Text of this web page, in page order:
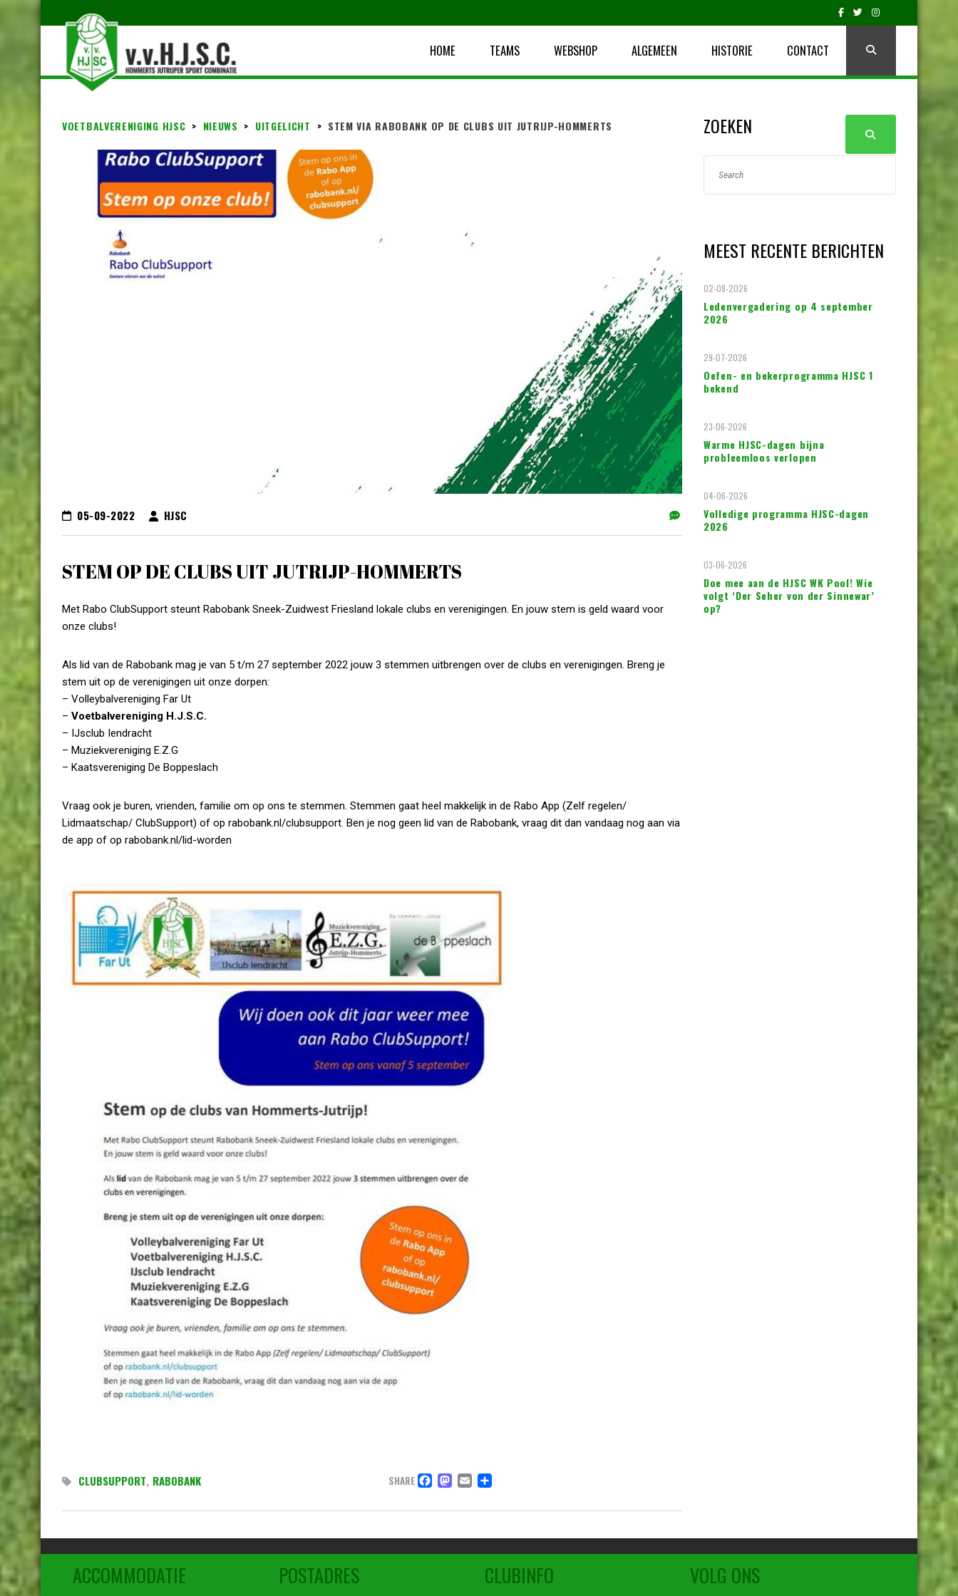
HOME TEAMS WEBSHOP ALGEMEEN HISTORIE CONTACT
VOETBALVERENIGING HJSC > NIEUWS > UITGELICHT > STEM VIA RABOBANK OP DE CLUBS UIT JUTRIJP-HOMMERTS
05-09-2022 HJSC
STEM OP DE CLUBS UIT JUTRIJP-HOMMERTS
Met Rabo ClubSupport steunt Rabobank Sneek-Zuidwest Friesland lokale clubs en verenigingen. En jouw stem is geld waard voor
onze clubs!
Als lid van de Rabobank mag je van 5 t/m 27 september 2022 jouw 3 stemmen uitbrengen over de clubs en verenigingen. Breng je
stem uit op de verenigingen uit onze dorpen:
– Volleybalvereniging Far Ut
– Voetbalvereniging H.J.S.C.
– IJsclub Iendracht
– Muziekvereniging E.Z.G
– Kaatsvereniging De Boppeslach
Vraag ook je buren, vrienden, familie om op ons te stemmen. Stemmen gaat heel makkelijk in de Rabo App (Zelf regelen/
Lidmaatschap/ ClubSupport) of op rabobank.nl/clubsupport. Ben je nog geen lid van de Rabobank, vraag dit dan vandaag nog aan via
de app of op rabobank.nl/lid-worden
CLUBSUPPORT, RABOBANK SHARE FACEBOOK
MASTODON
EMAIL
ZOEKEN
MEEST RECENTE BERICHTEN
Ledenvergadering op 4 september
2026
02-08-2026
Oefen- en bekerprogramma HJSC 1
bekend
29-07-2026
Warme HJSC-dagen bijna
probleemloos verlopen
23-06-2026
Volledige programma HJSC-dagen
2026
04-06-2026
Doe mee aan de HJSC WK Pool! Wie
volgt ‘Der Seher von der Sinnewar’
op?
03-06-2026
ACCOMMODATIE POSTADRES CLUBINFO VOLG ONS